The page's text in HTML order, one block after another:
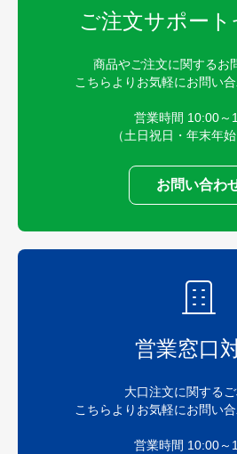
ご注文サポー
商品やご注文に関するお
こちらよりお気軽にお問い合
営業時間 10:00～
（土日祝日・年末年始
お問い合わ
営業窓口
大口注文に関する
こちらよりお気軽にお問い合
営業時間 10:00～